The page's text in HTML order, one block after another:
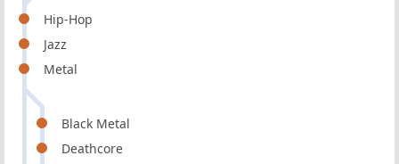
Hip-Hop
Jazz
Metal
Black Metal
Deathcore